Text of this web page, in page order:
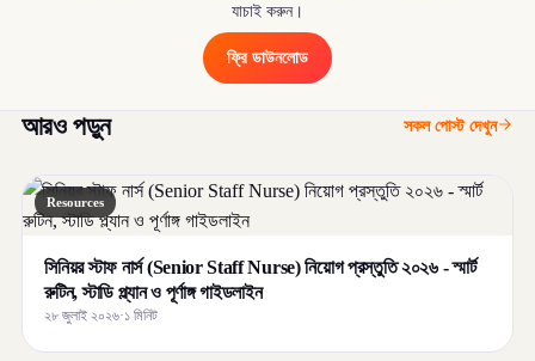
যাচাই করুন।
ফ্রি ডাউনলোড
আরও পড়ুন সকল পোস্ট দেখুন
Resources
সিনিয়র স্টাফ নার্স (Senior Staff Nurse) নিয়োগ প্রস্তুতি ২০২৬ - স্মার্ট
রুটিন, স্টাডি প্ল্যান ও পূর্ণাঙ্গ গাইডলাইন
২৮ জুলাই ২০২৬·১ মিনিট